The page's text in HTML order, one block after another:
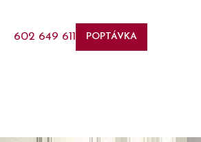
602 649 611 POPTÁVKA